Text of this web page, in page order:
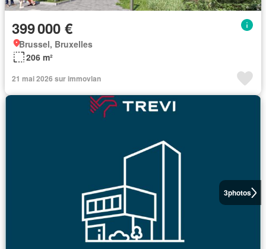
399 000 €
Brussel, Bruxelles
206 m²
21 mai 2026 sur immovlan
3photos